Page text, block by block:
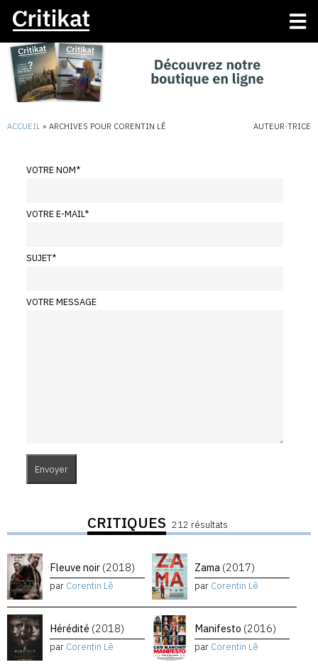
ACCUEIL » ARCHIVES POUR CORENTIN LÊ AUTEUR·TRICE
VOTRE NOM*
VOTRE E-MAIL*
SUJET*
VOTRE MESSAGE
CRITIQUES 212 résultats
Fleuve noir (2018)
par Corentin Lê
Zama (2017)
par Corentin Lê
Hérédité (2018)
par Corentin Lê
Manifesto (2016)
par Corentin Lê